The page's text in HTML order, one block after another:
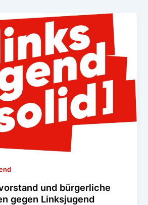
und bürgerliche
gegen Linksjugend